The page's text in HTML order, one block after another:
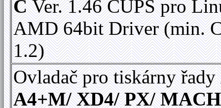
CVer. 1.46 CUPS pro
AMD 64bit Driver (min.
1.2)
Ovladač pro tiskárny řady
A4+M/ XD4/ PX/